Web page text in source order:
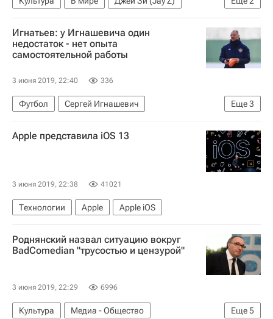
Музыка
Новости культуры
Игнатьев: у Игнашевича один
недостаток - нет опыта
самостоятельной работы
3 июня 2019, 22:40 336
Еще3
Футбол
Сергей Игнашевич
Борис Игнатьев
Игорь Колыванов
Торпедо (Москва)
Apple представила iOS 13
3 июня 2019, 22:38 41021
Технологии Apple Apple iOS
Роднянский назвал ситуацию вокруг
BadComedian "трусостью и цензурой"
3 июня 2019, 22:29 6996
Еще5
Культура
Медиа - Общество